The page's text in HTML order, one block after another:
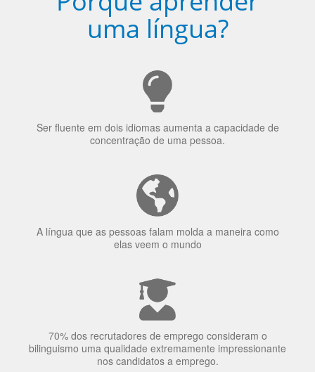
Porquê aprender
uma língua?
Ser fluente em dois idiomas aumenta a capacidade de
A língua que as pessoas falam molda a maneira como
70% dos recrutadores de emprego consideram o
bilinguismo uma qualidade extremamente impressionante